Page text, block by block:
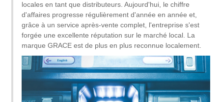
locales en tant que distributeurs. Aujourd'hui, le chiffre
d'affaires progresse régulièrement d'année en année et,
grâce à un service après-vente complet, l'entreprise s'est
forgée une excellente réputation sur le marché local. La
marque GRACE est de plus en plus reconnue localement.